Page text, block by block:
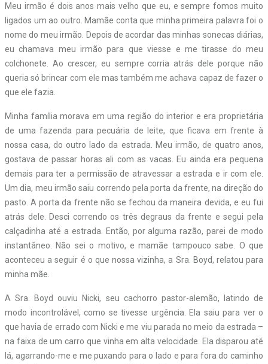
Meu irmão é dois anos mais velho que eu, e sempre fomos muito
ligados um ao outro. Mamãe conta que minha primeira palavra foi o
nome do meu irmão. Depois de acordar das minhas sonecas diárias,
eu chamava meu irmão para que viesse e me tirasse do meu
colchonete. Ao crescer, eu sempre corria atrás dele porque não
queria só brincar com ele mas também me achava capaz de fazer o
que ele fazia.
Minha família morava em uma região do interior e era proprietária
de uma fazenda para pecuária de leite, que ficava em frente à
nossa casa, do outro lado da estrada. Meu irmão, de quatro anos,
gostava de passar horas ali com as vacas. Eu ainda era pequena
demais para ter a permissão de atravessar a estrada e ir com ele.
Um dia, meu irmão saiu correndo pela porta da frente, na direção do
pasto. A porta da frente não se fechou da maneira devida, e eu fui
atrás dele. Desci correndo os três degraus da frente e segui pela
calçadinha até a estrada. Então, por alguma razão, parei de modo
instantâneo. Não sei o motivo, e mamãe tampouco sabe. O que
aconteceu a seguir é o que nossa vizinha, a Sra. Boyd, relatou para
minha mãe.
A Sra. Boyd ouviu Nicki, seu cachorro pastor-alemão, latindo de
modo incontrolável, como se tivesse urgência. Ela saiu para ver o
que havia de errado com Nicki e me viu parada no meio da estrada –
na faixa de um carro que vinha em alta velocidade. Ela disparou até
lá, agarrando-me e me puxando para o lado e para fora do caminho